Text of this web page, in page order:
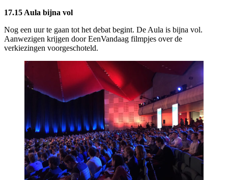
17.15 Aula bijna vol
Nog een uur te gaan tot het debat begint. De Aula is bijna vol.
Aanwezigen krijgen door EenVandaag filmpjes over de
verkiezingen voorgeschoteld.